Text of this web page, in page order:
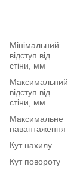
Мінімальний
відступ від
стіни, мм
Максимальний
відступ від
стіни, мм
Максимальне
навантаження
Кут нахилу
Кут повороту